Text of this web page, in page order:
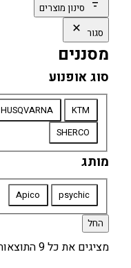
סינון מוצרים
סגור
מסננים
סוג אופנוע
סוג
אופנוע
KTM
HUSQVARNA
SHERCO
מותג
מותג
psychic
Apico
החל
מציגים את כל ⁦9⁩ התוצאות